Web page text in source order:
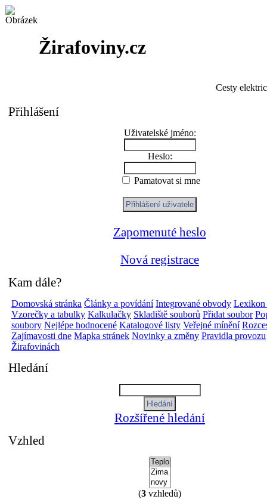
Žirafoviny.cz
Cesty
Přihlášení
Uživatelské jméno:
Heslo:
Pamatovat si mne
Zapomenuté heslo
Nová registrace
Kam dále?
Domovská stránka Články a povídání Integrované obvody Lexikon
Vzorečky a tabulky Kalkulačky Skladiště souborů Přidat soubor
soubory Nejlépe hodnocené Katalogové listy Veřejné mínění
Zajímavosti dne Mapka stránek Novinky a změny Pravidla provozu
Žirafovinách
Hledání
Rozšířené hledání
Vzhled
(3 vzhledů)